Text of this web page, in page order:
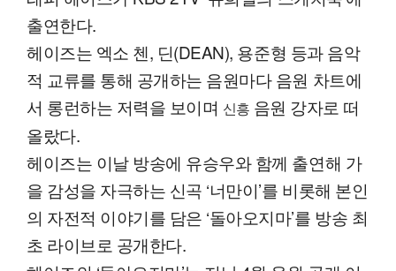
출연한다.
헤이즈는 엑소 첸, 딘(DEAN), 용준형 등과 음악
적 교류를 통해 공개하는 음원마다 음원 차트에
서 롱런하는 저력을 보이며 신흥 음원 강자로 떠
올랐다.
헤이즈는 이날 방송에 유승우와 함께 출연해 가
을 감성을 자극하는 신곡 ‘너만이’를 비롯해 본인
의 자전적 이야기를 담은 ‘돌아오지마’를 방송 최
초 라이브로 공개한다.